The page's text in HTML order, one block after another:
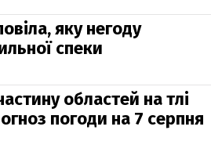
яку негоду
спеки
областей на тлі
погоди на 7 серпня